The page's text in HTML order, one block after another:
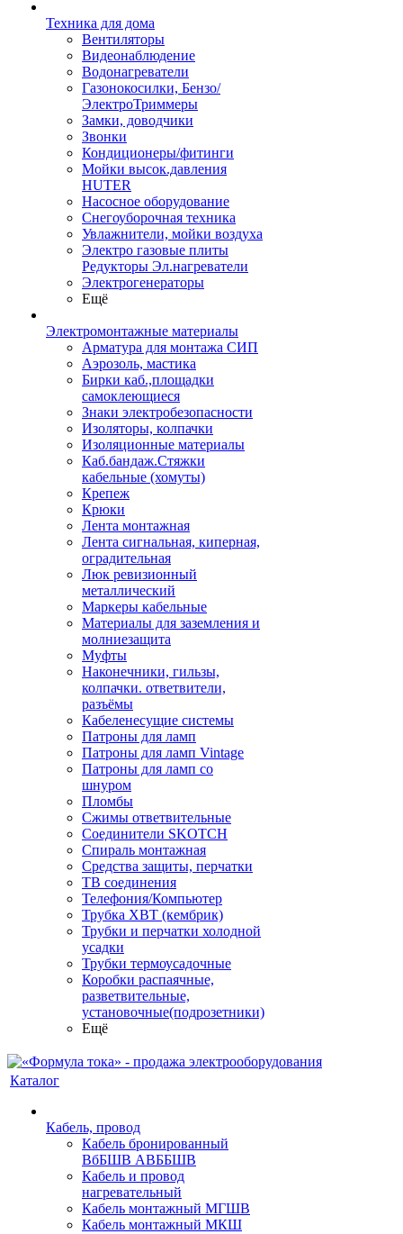
Техника для дома
Вентиляторы
Видеонаблюдение
Водонагреватели
Газонокосилки, Бензо/
ЭлектроТриммеры
Замки, доводчики
Звонки
Кондиционеры/фитинги
Мойки высок.давления
HUTER
Насосное оборудование
Снегоуборочная техника
Увлажнители, мойки воздуха
Электро газовые плиты
Редукторы Эл.нагреватели
Электрогенераторы
Ещё
Электромонтажные материалы
Арматура для монтажа СИП
Аэрозоль, мастика
Бирки каб.,площадки
самоклеющиеся
Знаки электробезопасности
Изоляторы, колпачки
Изоляционные материалы
Каб.бандаж.Стяжки
кабельные (хомуты)
Крепеж
Крюки
Лента монтажная
Лента сигнальная, киперная,
оградительная
Люк ревизионный
металлический
Маркеры кабельные
Материалы для заземления и
молниезащита
Муфты
Наконечники, гильзы,
колпачки. ответвители,
разъёмы
Кабеленесущие системы
Патроны для ламп
Патроны для ламп Vintage
Патроны для ламп со
шнуром
Пломбы
Сжимы ответвительные
Соединители SKOTCH
Спираль монтажная
Средства защиты, перчатки
ТВ соединения
Телефония/Компьютер
Трубка ХВТ (кембрик)
Трубки и перчатки холодной
усадки
Трубки термоусадочные
Коробки распаячные,
разветвительные,
установочные(подрозетники)
Ещё
Каталог
Кабель, провод
Кабель бронированный
ВбБШВ АВББШВ
Кабель и провод
нагревательный
Кабель монтажный МГШВ
Кабель монтажный МКШ